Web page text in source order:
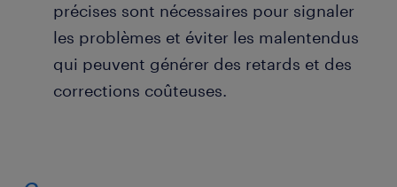
précises sont nécessaires pour signaler
les problèmes et éviter les malentendus
qui peuvent générer des retards et des
corrections coûteuses.